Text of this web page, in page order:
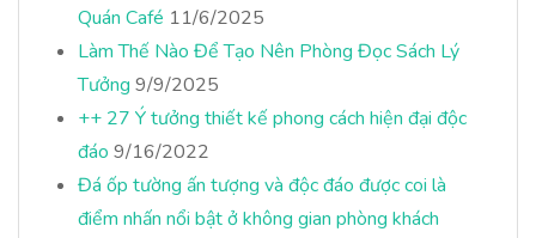
Quán Café 11/6/2025
Làm Thế Nào Để Tạo Nên Phòng Đọc Sách Lý
Tưởng 9/9/2025
++ 27 Ý tưởng thiết kế phong cách hiện đại độc
đáo 9/16/2022
Đá ốp tường ấn tượng và độc đáo được coi là
điểm nhấn nổi bật ở không gian phòng khách